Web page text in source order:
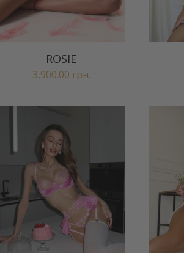
ROSIE
3,900.00 грн.